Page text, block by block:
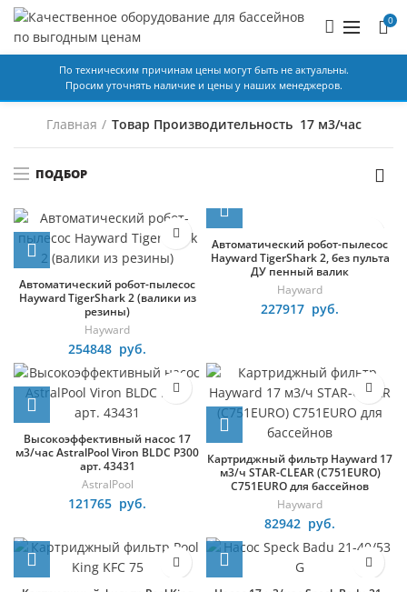
0
По техническим причинам цены могут быть не актуальны.
Просим уточнять наличие и цены у наших менеджеров.
Главная Товар Производительность 17 м3/час
ПОДБОР
Автоматический робот-пылесос
Hayward TigerShark 2 (валики из
резины)
Hayward
254848 руб.
Автоматический робот-пылесос
Hayward TigerShark 2, без пульта
ДУ пенный валик
Hayward
227917 руб.
Высокоэффективный насос 17
м3/час AstralPool Viron BLDC P300
арт. 43431
AstralPool
121765 руб.
Картриджный фильтр Hayward 17
м3/ч STAR-CLEAR (C751EURO)
C751EURO для бассейнов
Hayward
82942 руб.
наших менеджеров.